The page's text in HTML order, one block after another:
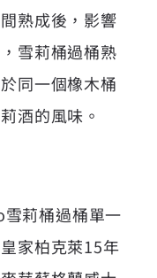
熟成後，影響
雪莉桶過桶熟
同一個橡木桶
酒的風味。
莉桶過桶單一
家柏克萊15年